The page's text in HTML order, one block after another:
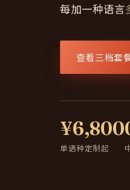
每加一种语言
查看三档套
¥6,800
单语种定制起